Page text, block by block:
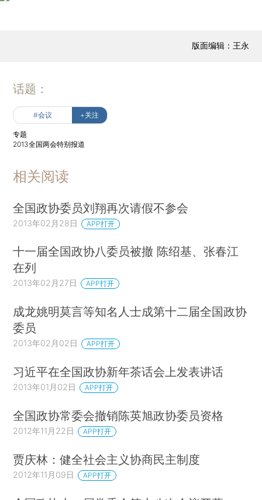
版面编辑：王永
话题：
#会议 +关注
专题
2013全国两会特别报道
相关阅读
全国政协委员刘翔再次请假不参会
2013年02月28日 APP打开
十一届全国政协八委员被撤 陈绍基、张春江
在列
2013年02月27日 APP打开
成龙姚明莫言等知名人士成第十二届全国政协
委员
2013年02月02日 APP打开
习近平在全国政协新年茶话会上发表讲话
2013年01月02日 APP打开
全国政协常委会撤销陈英旭政协委员资格
2012年11月22日 APP打开
贾庆林：健全社会主义协商民主制度
2012年11月09日 APP打开